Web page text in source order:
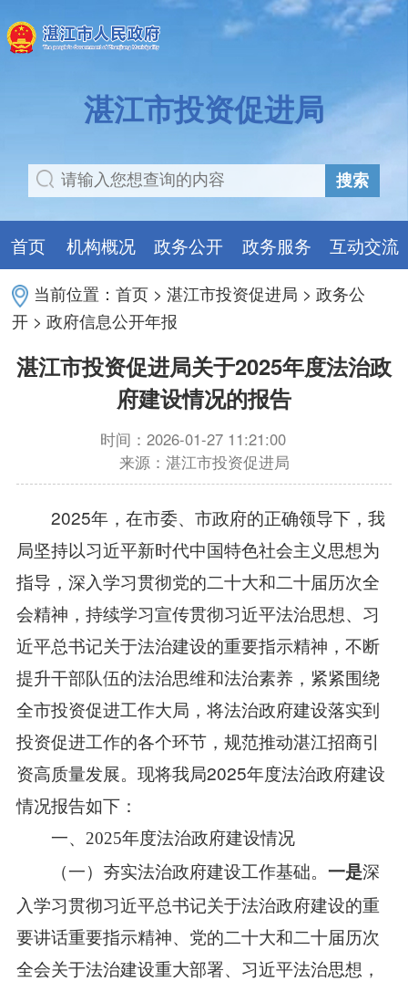
湛江市投资促进局
搜索
首页 机构概况 政务公开 政务服务 互动交流
当前位置：首页 >湛江市投资促进局 >政务公
开 >政府信息公开年报
湛江市投资促进局关于2025年度法治政
府建设情况的报告
时间：2026-01-27 11:21:00
来源：湛江市投资促进局
2025年，在市委、市政府的正确领导下，我
局坚持以习近平新时代中国特色社会主义思想为
指导，深入学习贯彻党的二十大和二十届历次全
会精神，持续学习宣传贯彻习近平法治思想、习
近平总书记关于法治建设的重要指示精神，不断
提升干部队伍的法治思维和法治素养，紧紧围绕
全市投资促进工作大局，将法治政府建设落实到
投资促进工作的各个环节，规范推动湛江招商引
资高质量发展。现将我局2025年度法治政府建设
情况报告如下：
一、2025年度法治政府建设情况
（一）夯实法治政府建设工作基础。 一是深
入学习贯彻习近平总书记关于法治政府建设的重
要讲话重要指示精神、党的二十大和二十届历次
全会关于法治建设重大部署、习近平法治思想，